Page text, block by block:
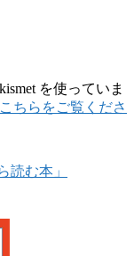
を使っていま
ちらをご覧くださ